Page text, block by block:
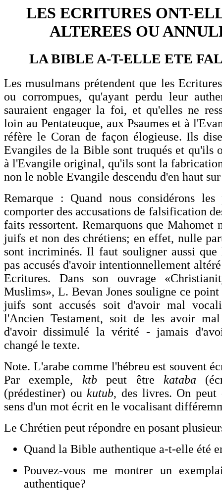
LES ECRITURES ONT-
ALTEREES OU
LA BIBLE A-T-ELLE ETE
Les musulmans prétendent que les
ou corrompues, qu'ayant perdu leur
sauraient engager la foi, et qu'elles ne
loin au Pentateuque, aux Psaumes et à
réfère le Coran de façon élogieuse. Ils
Evangiles de la Bible sont truqués et qu'ils
à l'Evangile original, qu'ils sont la
non le noble Evangile descendu d'en haut sur
Remarque : Quand nous considérons les
comporter des accusations de falsification
faits ressortent. Remarquons que Mahomet
juifs et non des chrétiens; en effet, nulle
sont incriminés. Il faut souligner aussi
pas accusés d'avoir intentionnellement
Ecritures. Dans son ouvrage
Muslims», L. Bevan Jones souligne ce
juifs sont accusés soit d'avoir mal
l'Ancien Testament, soit de les avoir
d'avoir dissimulé la vérité - jamais
changé le texte.
Note. L'arabe comme l'hébreu est souvent
Par exemple, ktbpeut être kataba
(prédestiner) oukutub, des livres. On peut
sens d'un mot écrit en le vocalisant
Le Chrétien peut répondre en posant
Quand la Bible authentique a-t-elle été
Pouvez-vous me montrer un
authentique?